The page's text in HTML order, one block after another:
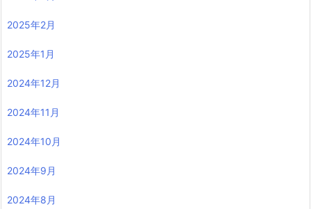
2025年2月
2025年1月
2024年12月
2024年11月
2024年10月
2024年9月
2024年8月